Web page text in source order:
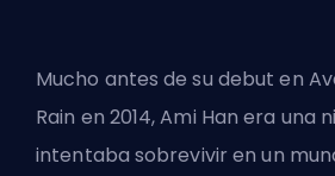
Mucho antes de su debut en
Rain en 2014, Ami Han era una
intentaba sobrevivir en un